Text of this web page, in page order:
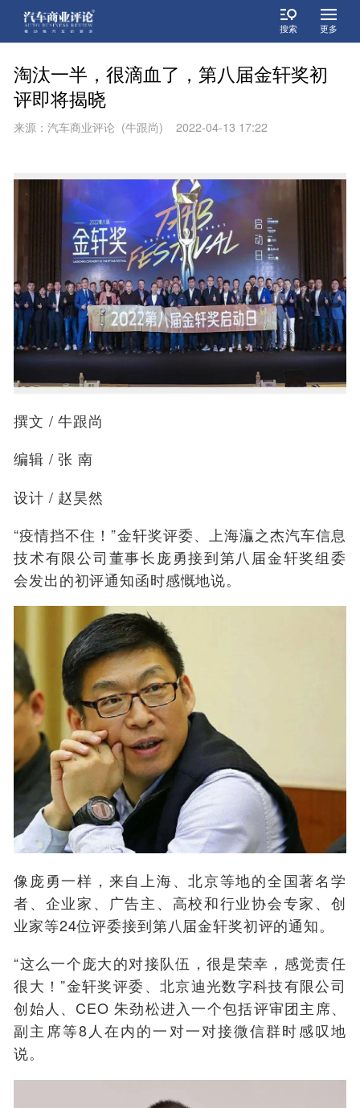
搜索 更多
淘汰一半，很滴血了，第八届金轩奖初
评即将揭晓
来源：汽车商业评论 (牛跟尚) 2022-04-13 17:22
撰文 / 牛跟尚
编辑 / 张 南
设计 / 赵昊然
“疫情挡不住！”金轩奖评委、上海灜之杰汽车信息
技术有限公司董事长庞勇接到第八届金轩奖组委
会发出的初评通知函时感慨地说。
像庞勇一样，来自上海、北京等地的全国著名学
者、企业家、广告主、高校和行业协会专家、创
业家等24位评委接到第八届金轩奖初评的通知。
“这么一个庞大的对接队伍，很是荣幸，感觉责任
很大！”金轩奖评委、北京迪光数字科技有限公司
创始人、CEO 朱劲松进入一个包括评审团主席、
副主席等8人在内的一对一对接微信群时感叹地
说。